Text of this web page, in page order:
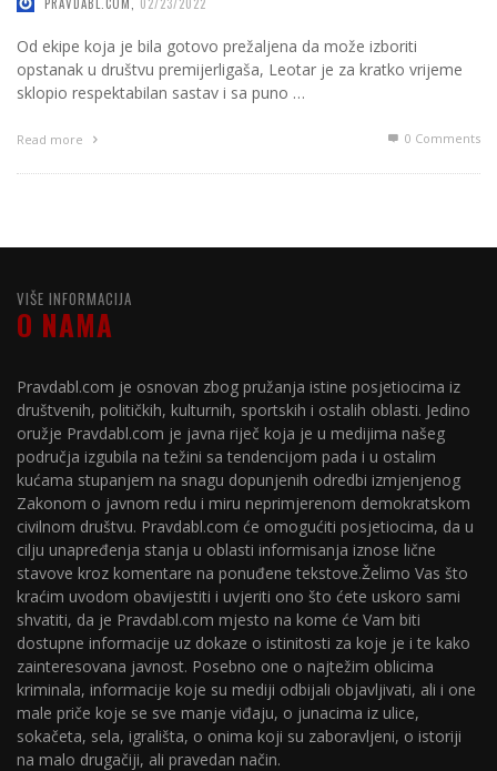
Od ekipe koja je bila gotovo prežaljena da može izboriti
opstanak u društvu premijerligaša, Leotar je za kratko vrijeme
sklopio respektabilan sastav i sa puno …
Read more 0 Comments
VIŠE INFORMACIJA
O NAMA
Pravdabl.com je osnovan zbog pružanja istine posjetiocima iz
društvenih, političkih, kulturnih, sportskih i ostalih oblasti. Jedino
oružje Pravdabl.com je javna riječ koja je u medijima našeg
područja izgubila na težini sa tendencijom pada i u ostalim
kućama stupanjem na snagu dopunjenih odredbi izmjenjenog
Zakonom o javnom redu i miru neprimjerenom demokratskom
civilnom društvu. Pravdabl.com će omogućiti posjetiocima, da u
cilju unapređenja stanja u oblasti informisanja iznose lične
stavove kroz komentare na ponuđene tekstove.Želimo Vas što
kraćim uvodom obavijestiti i uvjeriti ono što ćete uskoro sami
shvatiti, da je Pravdabl.com mjesto na kome će Vam biti
dostupne informacije uz dokaze o istinitosti za koje je i te kako
zainteresovana javnost. Posebno one o najtežim oblicima
kriminala, informacije koje su mediji odbijali objavljivati, ali i one
male priče koje se sve manje viđaju, o junacima iz ulice,
sokačeta, sela, igrališta, o onima koji su zaboravljeni, o istoriji
na malo drugačiji, ali pravedan način.